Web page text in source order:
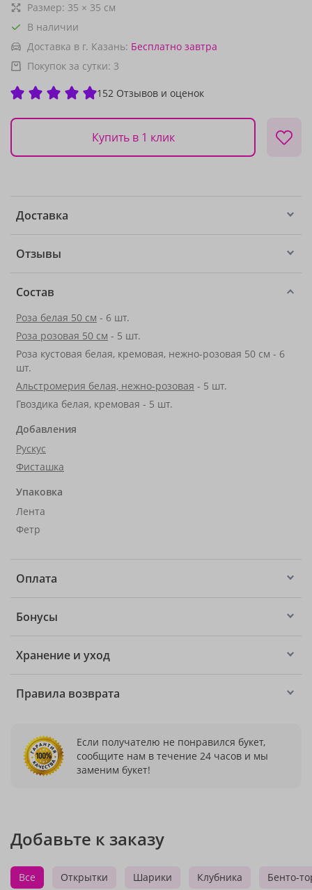
Размер: 35 × 35 см
В наличии
Доставка в г. Казань: Бесплатно завтра
Покупок за сутки: 3
152 Отзывов и оценок
Купить в 1 клик
Доставка
Отзывы
Состав
Роза белая 50 см - 6 шт.
Роза розовая 50 см - 5 шт.
Роза кустовая белая, кремовая, нежно-розовая 50 см - 6
шт.
Альстромерия белая, нежно-розовая - 5 шт.
Гвоздика белая, кремовая - 5 шт.
Добавления
Рускус
Фисташка
Упаковка
Лента
Фетр
Оплата
Бонусы
Хранение и уход
Правила возврата
Если получателю не понравился букет,
сообщите нам в течение 24 часов и мы
заменим букет!
Добавьте к заказу
Все Открытки Шарики Клубника Бенто-